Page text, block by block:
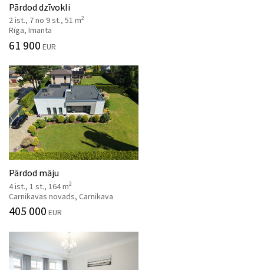
Pārdod dzīvokli
2 ist., 7 no 9 st., 51 m2
Rīga, Imanta
61 900 EUR
Pārdod māju
4 ist., 1 st., 164 m2
Carnikavas novads, Carnikava
405 000 EUR